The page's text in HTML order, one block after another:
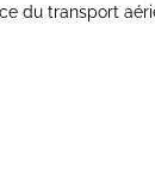
du transport